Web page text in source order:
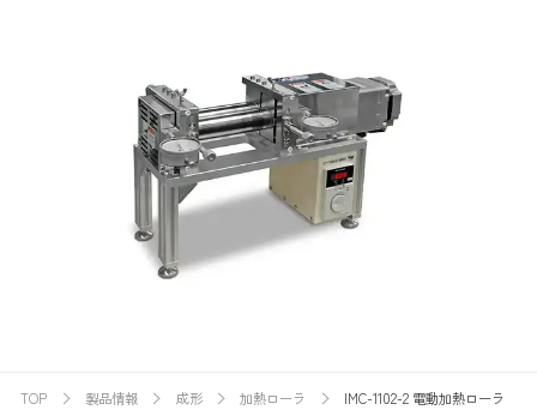
TOP 製品情報 成形 加熱ローラ IMC-1102-2 電動加熱ローラ